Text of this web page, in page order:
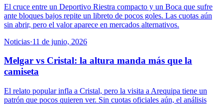
El cruce entre un Deportivo Riestra compacto y un Boca que sufre
ante bloques bajos repite un libreto de pocos goles. Las cuotas aún
sin abrir, pero el valor aparece en mercados alternativos.
Noticias·11 de junio, 2026
Melgar vs Cristal: la altura manda más que la
camiseta
El relato popular infla a Cristal, pero la visita a Arequipa tiene un
patrón que pocos quieren ver. Sin cuotas oficiales aún, el análisis